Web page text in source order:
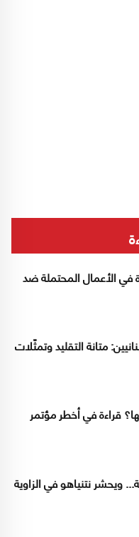
في الأعمال المحتملة ضد
متانة التقليد وتمثّلات
قراءة في أخطر مؤتمر
ويحشر نتنياهو في الزاوية